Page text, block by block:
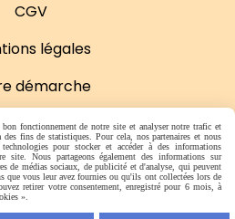
CGV
légales
démarche
de vente
générales de vente
cookies
fonctionnement de notre site et analyser notre trafic et
fins de statistiques. Pour cela, nos partenaires et nous
pour stocker et accéder à des informations
site. Nous partageons également des informations sur
de médias sociaux, de publicité et d'analyse, qui peuvent
que vous leur avez fournies ou qu'ils ont collectées lors de
retirer votre consentement, enregistré pour 6 mois, à
».